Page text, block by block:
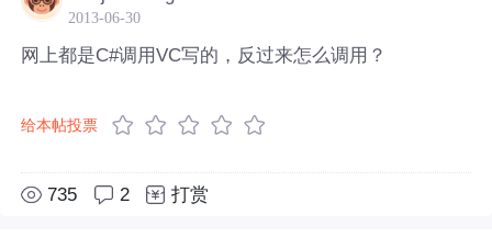
2013-06-30
网上都是C#调用VC写的，反过来怎么调用？
给本帖投票
735 2 打赏